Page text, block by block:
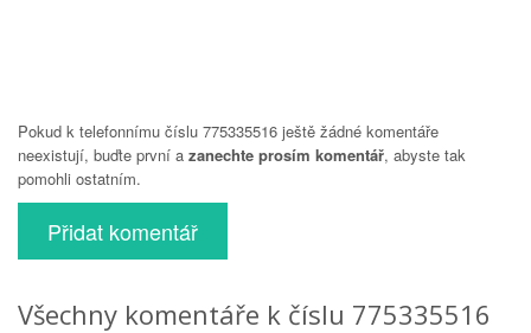
Pokud k telefonnímu číslu 775335516 ještě žádné komentáře
neexistují, buďte první a zanechte prosím komentář, abyste tak
pomohli ostatním.
Přidat komentář
Všechny komentáře k číslu 775335516